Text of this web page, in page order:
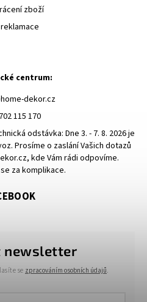
zboží
newsletter
se zpracováním osobních údajů.
centrum:
home-dekor.cz
115 170
odstávka: Dne 3. - 7. 8. 2026 je
Prosíme o zaslání Vašich dotazů
kde Vám rádi odpovíme.
za komplikace.